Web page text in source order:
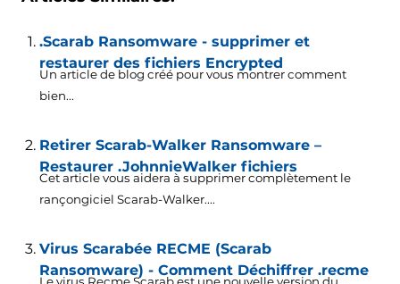
.Scarab Ransomware - supprimer et
restaurer des fichiers Encrypted
Un article de blog créé pour vous montrer comment
bien...
Retirer Scarab-Walker Ransomware –
Restaurer .JohnnieWalker fichiers
Cet article vous aidera à supprimer complètement le
rançongiciel Scarab-Walker....
Virus Scarabée RECME (Scarab
Ransomware) - Comment Déchiffrer .recme